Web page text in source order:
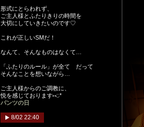
形式にとらわれず、
ご主人様とふたりきりの時間を
大切にしていきたいのです♡
これが正しいSMだ！
なんて、そんなものはなくて…
「ふたりのルール」が全て だって
そんなことを想いながら…
ご主人様からのご調教に、
悦を感じております⑅︎◡̈︎*
パンツの日
8/02 22:40